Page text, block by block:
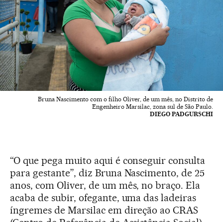
Bruna Nascimento com o filho Oliver, de um mês, no Distrito de
Engenheiro Marsilac, zona sul de São Paulo.
DIEGO PADGURSCHI
“O que pega muito aqui é conseguir consulta
para gestante”, diz Bruna Nascimento, de 25
anos, com Oliver, de um mês, no braço. Ela
acaba de subir, ofegante, uma das ladeiras
íngremes de Marsilac em direção ao CRAS